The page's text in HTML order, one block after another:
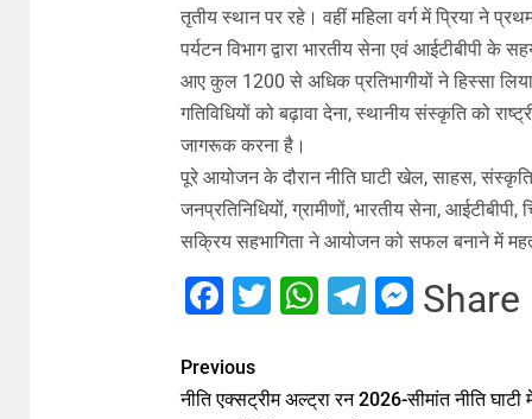
तृतीय स्थान पर रहे। वहीं महिला वर्ग में प्रिया ने
पर्यटन विभाग द्वारा भारतीय सेना एवं आईटीबीपी
आए कुल 1200 से अधिक प्रतिभागीयों ने हिस्सा
गतिविधियों को बढ़ावा देना, स्थानीय संस्कृति को
जागरूक करना है।
पूरे आयोजन के दौरान नीति घाटी खेल, साहस,
जनप्रतिनिधियों, ग्रामीणों, भारतीय सेना, आईटीबीपी,
सक्रिय सहभागिता ने आयोजन को सफल बनाने में
Facebook
Twitter
WhatsApp
Telegram
Share
Previous
नीति एक्सट्रीम अल्ट्रा रन 2026-सीमांत नीति घाटी